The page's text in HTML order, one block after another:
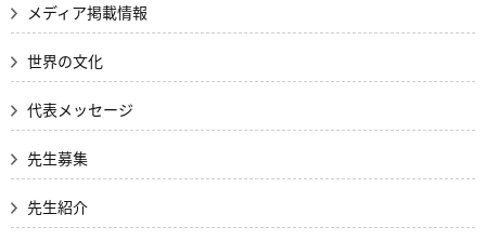
メディア掲載情報
世界の文化
代表メッセージ
先生募集
先生紹介